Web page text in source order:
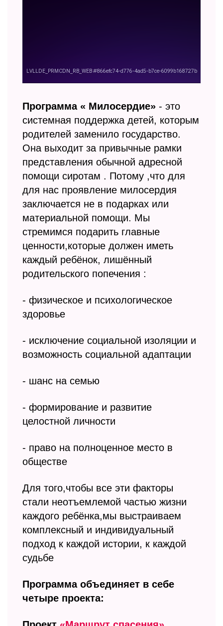
Программа « Милосердие» - это
системная поддержка детей, которым
родителей заменило государство.
Она выходит за привычные рамки
представления обычной адресной
помощи сиротам . Потому ,что для
для нас проявление милосердия
заключается не в подарках или
материальной помощи. Мы
стремимся подарить главные
ценности,которые должен иметь
каждый ребёнок, лишённый
родительского попечения :
- физическое и психологическое
здоровье
- исключение социальной изоляции и
возможность социальной адаптации
- шанс на семью
- формирование и развитие
целостной личности
- право на полноценное место в
обществе
Для того,чтобы все эти факторы
стали неотъемлемой частью жизни
каждого ребёнка,мы выстраиваем
комплексный и индивидуальный
подход к каждой истории, к каждой
судьбе
Программа объединяет в себе
четыре проекта: